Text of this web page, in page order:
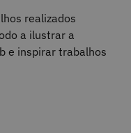
realizados
a ilustrar a
e inspirar trabalhos